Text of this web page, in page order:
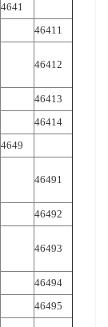
4641
46411
46412
46413
46414
4649
46491
46492
46493
46494
46495